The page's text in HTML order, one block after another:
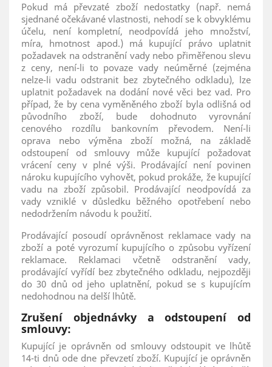
Pokud má převzaté zboží nedostatky (např. nemá
sjednané očekávané vlastnosti, nehodí se k obvyklému
účelu, není kompletní, neodpovídá jeho množství,
míra, hmotnost apod.) má kupující právo uplatnit
požadavek na odstranění vady nebo přiměřenou slevu
z ceny, není-li to povaze vady neúměrné (zejména
nelze-li vadu odstranit bez zbytečného odkladu), lze
uplatnit požadavek na dodání nové věci bez vad. Pro
případ, že by cena vyměněného zboží byla odlišná od
původního zboží, bude dohodnuto vyrovnání
cenového rozdílu bankovním převodem. Není-li
oprava nebo výměna zboží možná, na základě
odstoupení od smlouvy může kupující požadovat
vrácení ceny v plné výši. Prodávající není povinen
nároku kupujícího vyhovět, pokud prokáže, že kupující
vadu na zboží způsobil. Prodávající neodpovídá za
vady vzniklé v důsledku běžného opotřebení nebo
nedodržením návodu k použití.
Prodávající posoudí oprávněnost reklamace vady na
zboží a poté vyrozumí kupujícího o způsobu vyřízení
reklamace. Reklamaci včetně odstranění vady,
prodávající vyřídí bez zbytečného odkladu, nejpozději
do 30 dnů od jeho uplatnění, pokud se s kupujícím
nedohodnou na delší lhůtě.
Zrušení objednávky a odstoupení od
smlouvy:
Kupující je oprávněn od smlouvy odstoupit ve lhůtě
14-ti dnů ode dne převzetí zboží. Kupující je oprávněn